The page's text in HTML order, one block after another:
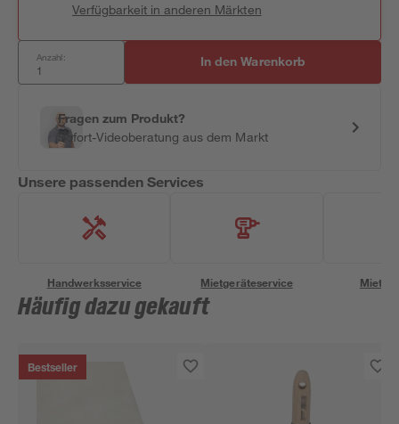
Verfügbarkeit in anderen Märkten
Anzahl: In den Warenkorb
Fragen zum Produkt?
Sofort-Videoberatung aus dem Markt
Unsere passenden Services
Handwerksservice Mietgeräteservice
Häufig dazu gekauft
Bestseller